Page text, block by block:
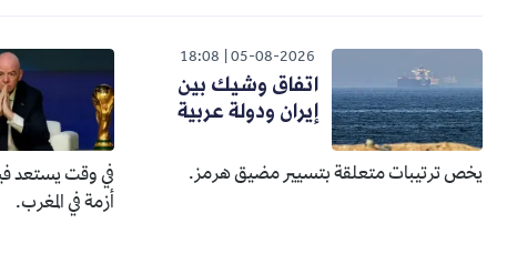
05-08-2026
18:08
اتفاق وشيك بين
إيران ودولة عربية
يخص ترتيبات متعلقة بتسيير مضيق هرمز.
في وقت يستعد
أزمة في المغرب.